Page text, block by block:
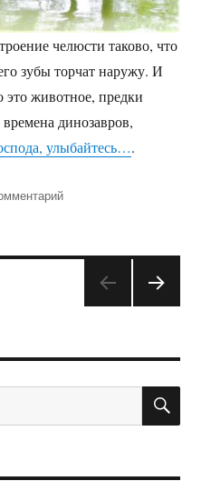
челюсти таково, что
зубы торчат наружу. И
это животное, предки
динозавров,
улыбайтесь….
к
СТРА
НИЦ